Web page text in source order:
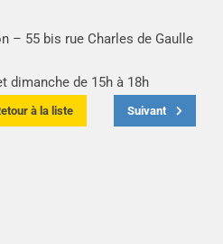
– 55 bis rue Charles de Gaulle
dimanche de 15h à 18h
à la liste Suivant